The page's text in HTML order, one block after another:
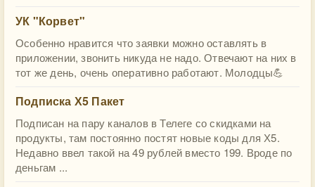
УК "Корвет"
Особенно нравится что заявки можно оставлять в
приложении, звонить никуда не надо. Отвечают на них в
тот же день, очень оперативно работают. Молодцы💪
Подписка Х5 Пакет
Подписан на пару каналов в Телеге со скидками на
продукты, там постоянно постят новые коды для Х5.
Недавно ввел такой на 49 рублей вместо 199. Вроде по
деньгам ...